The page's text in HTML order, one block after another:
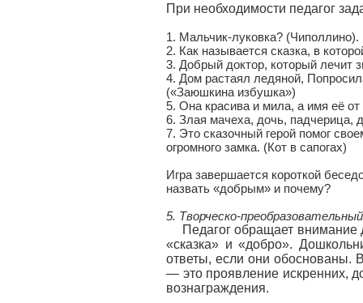
При необходимости педагог
1. Мальчик-луковка? (Чиполлино).
2. Как называется сказка, в
3. Добрый доктор, который лечит
4. Дом растаял ледяной,
(«Заюшкина избушка»)
5. Она красива и мила, а имя её
6. Злая мачеха, дочь, падчерица,
7. Это сказочный герой помог
огромного замка. (Кот в сапогах)
Игра завершается короткой
назвать «добрым» и почему?
5. Творческо-
Педагог обращает внимание
«сказка» и «добро».
ответы, если они обоснованы.
— это проявление искренних,
вознаграждения.